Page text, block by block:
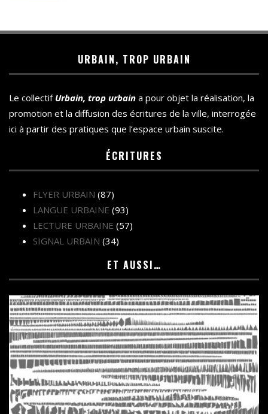
URBAIN, TROP URBAIN
Le collectif Urbain, trop urbain a pour objet la réalisation, la
promotion et la diffusion des écritures de la ville, interrogée
ici à partir des pratiques que l’espace urbain suscite.
ÉCRITURES
FLYER URBAIN (87)
LANGUE URBAINE (93)
LECTURE URBAINE (57)
SIGNAL URBAIN (34)
ET AUSSI…